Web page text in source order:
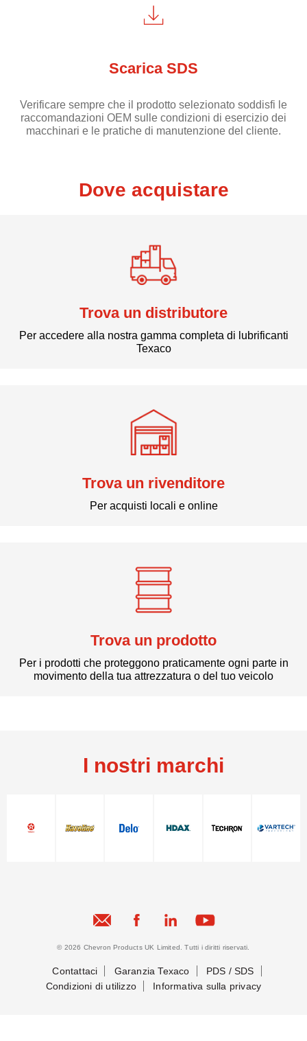
Scarica SDS
Verificare sempre che il prodotto selezionato soddisfi le
raccomandazioni OEM sulle condizioni di esercizio dei
macchinari e le pratiche di manutenzione del cliente.
Dove acquistare
Trova un distributore
Per accedere alla nostra gamma completa di lubrificanti
Texaco
Trova un rivenditore
Per acquisti locali e online
Trova un prodotto
Per i prodotti che proteggono praticamente ogni parte in
movimento della tua attrezzatura o del tuo veicolo
I nostri marchi
© 2026 Chevron Products UK Limited. Tutti i diritti riservati.
Contattaci Garanzia Texaco
PDS / SDS
Condizioni di utilizzo
Informativa sulla privacy